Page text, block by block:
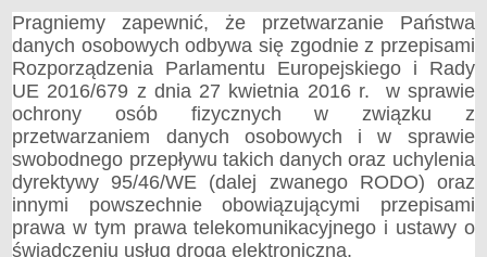
Wybory do Parlamentu Europejskiego 2014
PREFERENCYJNA SPRZEDAŻ WĘGLA
NASZA GMINA
O Gminie
Dane statystyczne
Zadania publiczne
Nieodpłatna Pomoc Prawna
Ochrona Danych Osobowych
Konsultacje Społeczne
Raport o stanie zapewnienia dostępności podmiotu publicznego
Pragniemy zapewnić, że przetwarzanie Państwa
danych osobowych odbywa się zgodnie z przepisami
Rozporządzenia Parlamentu Europejskiego i Rady
UE 2016/679 z dnia 27 kwietnia 2016 r. w sprawie
ochrony osób fizycznych w związku z
przetwarzaniem danych osobowych i w sprawie
swobodnego przepływu takich danych oraz uchylenia
dyrektywy 95/46/WE (dalej zwanego RODO) oraz
innymi powszechnie obowiązującymi przepisami
prawa w tym prawa telekomunikacyjnego i ustawy o
świadczeniu usług drogą elektroniczną.